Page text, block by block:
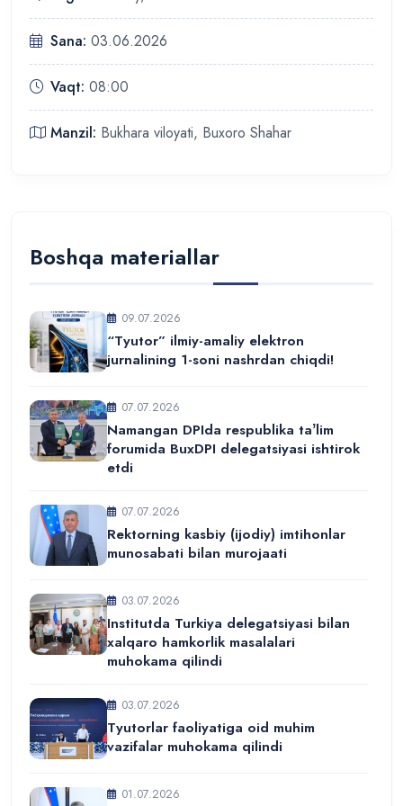
Sana: 03.06.2026
Vaqt: 08:00
Manzil: Bukhara viloyati, Buxoro Shahar
Boshqa materiallar
09.07.2026
“Tyutor” ilmiy-amaliy elektron
jurnalining 1-soni nashrdan chiqdi!
07.07.2026
Namangan DPIda respublika taʼlim
forumida BuxDPI delegatsiyasi ishtirok
etdi
07.07.2026
Rektorning kasbiy (ijodiy) imtihonlar
munosabati bilan murojaati
03.07.2026
Institutda Turkiya delegatsiyasi bilan
xalqaro hamkorlik masalalari
muhokama qilindi
03.07.2026
Tyutorlar faoliyatiga oid muhim
vazifalar muhokama qilindi
01.07.2026